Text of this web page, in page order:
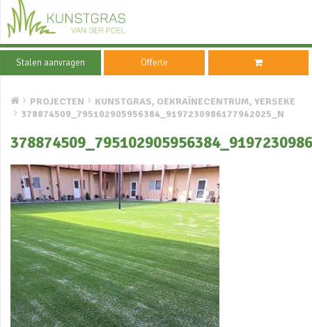
Stalen aanvragen Offerte
PROJECTEN
KUNSTGRAS, OEKRAÏNECENTRUM, YERSEKE
378874509_795102905956384_9197230986177942025_N